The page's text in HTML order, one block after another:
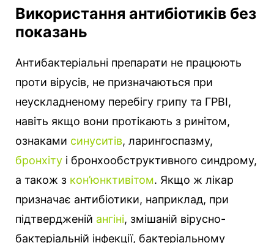
Використання антибіотиків без
показань
Антибактеріальні препарати не працюють
проти вірусів, не призначаються при
неускладненому перебігу грипу та ГРВІ,
навіть якщо вони протікають з ринітом,
ознаками синуситів, ларингоспазму,
бронхіту і бронхообструктивного синдрому,
а також з кон’юнктивітом. Якщо ж лікар
призначає антибіотики, наприклад, при
підтвердженій ангіні, змішаній вірусно-
бактеріальній інфекції, бактеріальному